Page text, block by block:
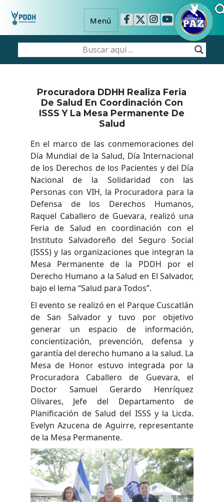
Menú
Procuradora DDHH Realiza Feria
De Salud En Coordinación Con
ISSS Y La Mesa Permanente De
Salud
En el marco de las conmemoraciones del
Día Mundial de la Salud, Día Internacional
de los Derechos de los Pacientes y del Día
Nacional de la Solidaridad con las
Personas con VIH, la Procuradora para la
Defensa de los Derechos Humanos,
Raquel Caballero de Guevara, realizó una
Feria de Salud en coordinación con el
Instituto Salvadoreño del Seguro Social
(ISSS) y las organizaciones que integran la
Mesa Permanente de la PDDH por el
Derecho Humano a la Salud en El Salvador,
bajo el lema “Salud para Todos”.
El evento se realizó en el Parque Cuscatlán
de San Salvador y tuvo por objetivo
generar un espacio de información,
concientización, prevención, defensa y
garantía del derecho humano a la salud. La
Mesa de Honor estuvo integrada por la
Procuradora Caballero de Guevara, el
Doctor Samuel Gerardo Henríquez
Olivares, Jefe del Departamento de
Planificación de Salud del ISSS y la Licda.
Evelyn Azucena de Aguirre, representante
de la Mesa Permanente.